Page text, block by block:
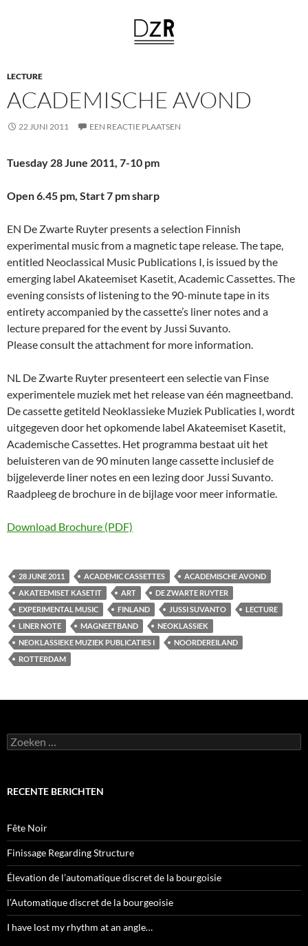
LECTURE
ACADEMISCHE AVOND
22 JUNI 2011 EEN REACTIE PLAATSEN
Tuesday 28 June 2011, 7-10 pm
Open 6.45 pm, Start 7 pm sharp
EN De Zwarte Ruyter presents a selection Finnish
experimental music from a magnetic tape release. The tape,
entitled Neoclassical Music Publications I, is issued by the
emerging label Akateemiset Kasetit, Academic Cassettes. The
evening consists of listening to the 90-minute tape in its
entirety accompanied by the cassette’s liner notes and a
lecture prepared for the event by Jussi Suvanto.
Please consult the attachment for more information.
NL De Zwarte Ruyter presenteert een selectie van Finse
experimentele muziek met het release van één magneetband.
De cassette getiteld Neoklassieke Muziek Publicaties I, wordt
uitgegeven door het opkomende label Akateemiset Kasetit,
Academische Cassettes. Het programma bestaat uit het
beluisteren van de 90 minuten lange cassette inclusief de
bijgeleverde liner notes en een lezing door Jussi Suvanto.
Raadpleeg de brochure in de bijlage voor meer informatie.
Download Brochure (PDF)
28 JUNE 2011 ACADEMIC CASSETTES
ACADEMISCHE AVOND
AKATEEMISET KASETIT
ART
DE ZWARTE RUYTER
EXPERIMENTAL MUSIC
FINLAND JUSSI SUVANTO
LECTURE
LINER NOTE
MAGNEETBAND
NEOKLASSIEK
NEOKLASSIEKE MUZIEK PUBLICATIES I
NOORDEREILAND
ROTTERDAM
Zoeken
naar:
RECENTE BERICHTEN
Fête Noir
Finissage Regarding Structure
Élevation de l’automatique discret de la bourgoisie
l’Automatique discret de la bourgeoisie
I have lost my rhythm at an angle…